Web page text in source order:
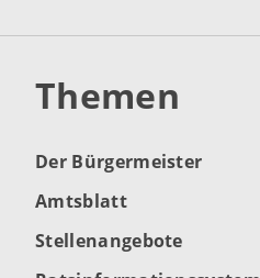
Themen
Der Bürgermeister
Amtsblatt
Stellenangebote